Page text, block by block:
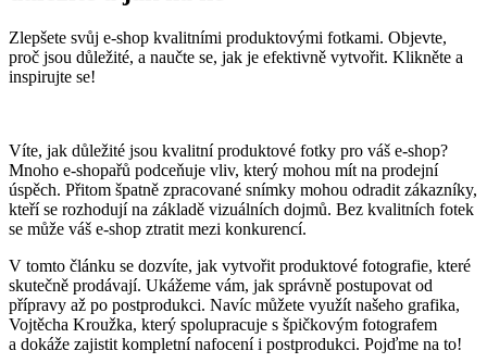
Zlepšete svůj e-shop kvalitními produktovými fotkami. Objevte,
proč jsou důležité, a naučte se, jak je efektivně vytvořit. Klikněte a
inspirujte se!
Víte, jak důležité jsou kvalitní produktové fotky pro váš e-shop?
Mnoho e-shopařů podceňuje vliv, který mohou mít na prodejní
úspěch. Přitom špatně zpracované snímky mohou odradit zákazníky,
kteří se rozhodují na základě vizuálních dojmů. Bez kvalitních fotek
se může váš e-shop ztratit mezi konkurencí.
V tomto článku se dozvíte, jak vytvořit produktové fotografie, které
skutečně prodávají. Ukážeme vám, jak správně postupovat od
přípravy až po postprodukci. Navíc můžete využít našeho grafika,
Vojtěcha Kroužka, který spolupracuje s špičkovým fotografem
a dokáže zajistit kompletní nafocení i postprodukci. Pojďme na to!